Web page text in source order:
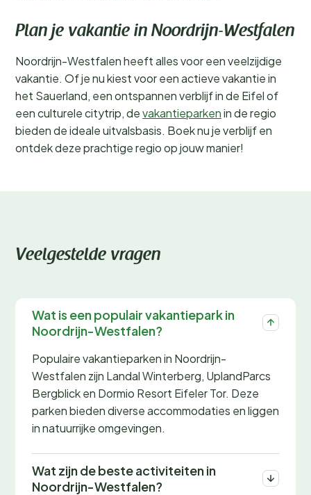
Plan je vakantie in Noordrijn-Westfalen
Noordrijn-Westfalen heeft alles voor een veelzijdige
vakantie. Of je nu kiest voor een actieve vakantie in
het Sauerland, een ontspannen verblijf in de Eifel of
een culturele citytrip, devakantieparkenin de regio
bieden de ideale uitvalsbasis. Boek nu je verblijf en
ontdek deze prachtige regio op jouw manier!
Veelgestelde vragen
Wat is een populair vakantiepark in
Noordrijn-Westfalen?
Populaire vakantieparken in Noordrijn-
Westfalen zijn Landal Winterberg, UplandParcs
Bergblick en Dormio Resort Eifeler Tor. Deze
parken bieden diverse accommodaties en liggen
in natuurrijke omgevingen.
Wat zijn de beste activiteiten in
Noordrijn-Westfalen?